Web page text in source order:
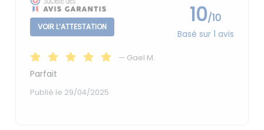
VOIR L’ATTESTATION 10/10
Basé sur 1 avis
— Gael M.
Parfait
Publié le 29/04/2025